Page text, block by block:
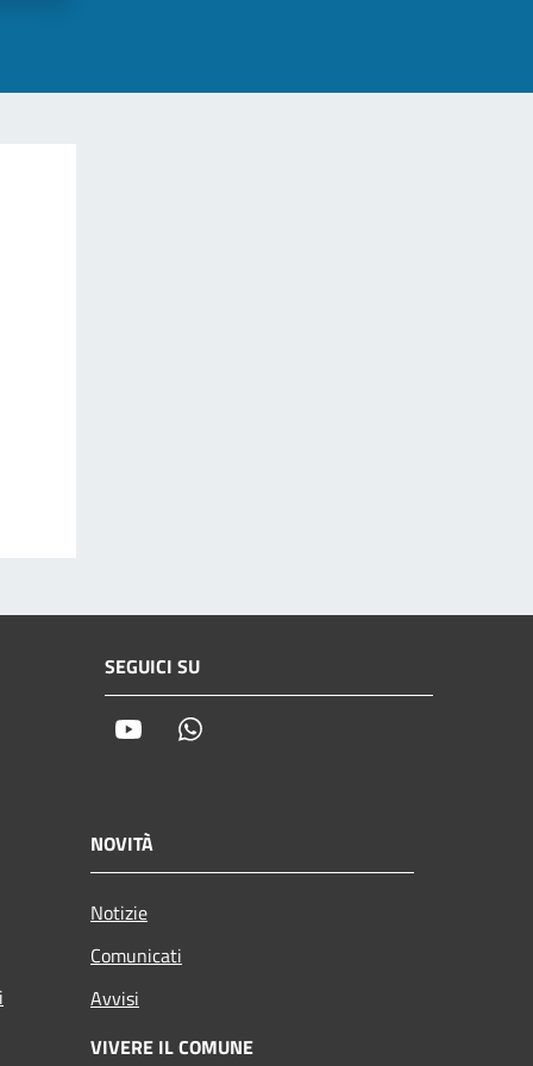
SEGUICI SU
Youtube
NOVITÀ
Notizie
Comunicati
Avvisi
VIVERE IL COMUNE